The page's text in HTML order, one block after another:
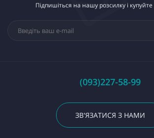
Підпишіться на нашу розсилку і
(093)227-58-99
ЗВ'ЯЗАТИСЯ З НАМИ